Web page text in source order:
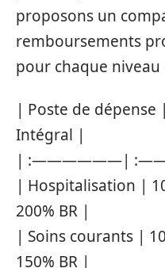
proposons un
remboursements
pour chaque
| Poste de
Intégral |
| :——————|
| Hospitalisation |
200% BR |
| Soins courants |
150% BR |